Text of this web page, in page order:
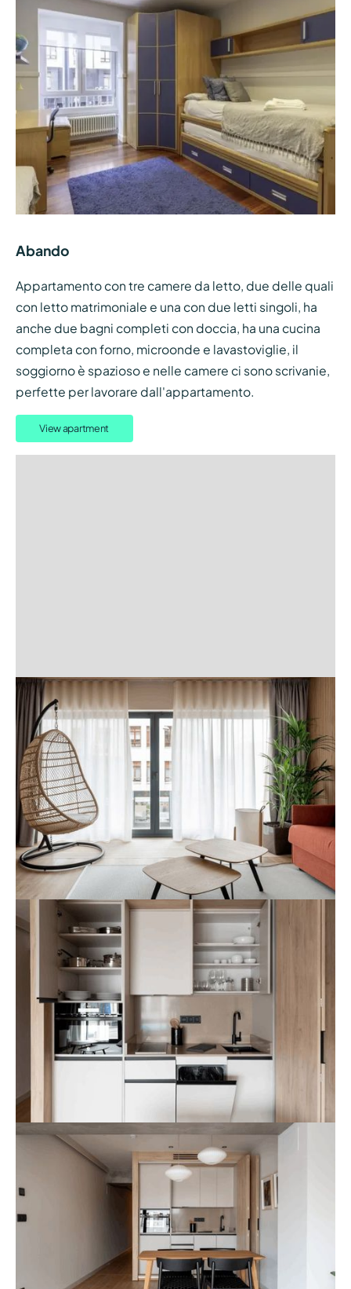
Abando
Appartamento con tre camere da letto, due delle quali
con letto matrimoniale e una con due letti singoli, ha
anche due bagni completi con doccia, ha una cucina
completa con forno, microonde e lavastoviglie, il
soggiorno è spazioso e nelle camere ci sono scrivanie,
perfette per lavorare dall'appartamento.
View apartment